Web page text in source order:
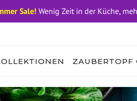
ZAUBERTOPF
Sale! Wenig Zeit in der Küche,